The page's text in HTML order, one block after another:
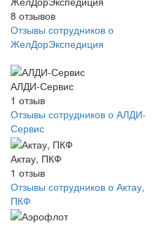
8 отзывов
Отзывы сотрудников о
ЖелДорЭкспедиция
АЛДИ-Сервис
1 отзыв
Отзывы сотрудников о АЛДИ-
Сервис
Актау, ПКФ
1 отзыв
Отзывы сотрудников о Актау,
ПКФ